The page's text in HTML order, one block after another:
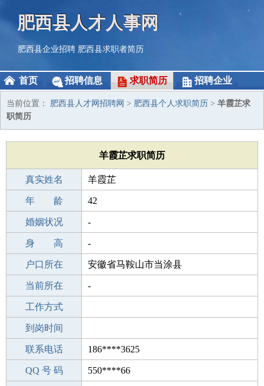
肥西县人才人事网
肥西县企业招聘 肥西县求职者简历
首页 招聘信息 求职简历 招聘企业
当前位置： 肥西县人才网招聘网 > 肥西县个人求职简历 > 羊霞芷求
职简历
羊霞芷求职简历
真实姓名 羊霞芷
性 别 女
年 龄 42
出生年月 1984-03-06
婚姻状况 -
学 历 高中
身 高 -
毕业学校 即墨经济开发区中学
户口所在 安徽省马鞍山市当涂县
所学专业 -
当前所在 -
工作经验
工作方式
驾 照
到岗时间
期望月薪
联系电话 186****3625
手机号码 186****3625
QQ 号 码 550****66